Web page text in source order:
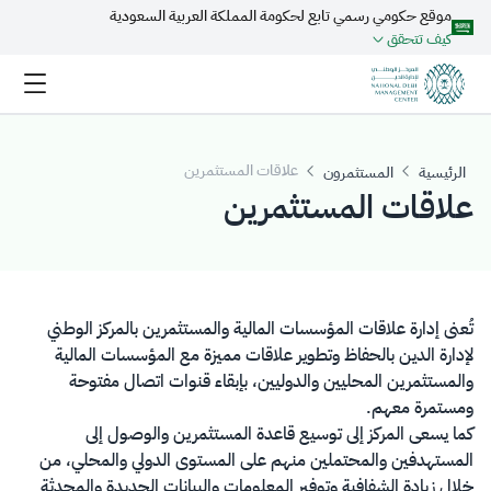
تخطي إلى المحتوى الرئيسي
موقع حكومي رسمي تابع لحكومة المملكة العربية السعودية
كيف تتحقق
الرئيسية المستثمرون علاقات المستثمرين
علاقات المستثمرين
​​​​​​​​​​تُعنى إدارة علاقات المؤسسات المالية والمستثمرين بالمركز الوطني
لإدارة الدين بالحفاظ وتطوير علاقات مميزة مع المؤسسات المالية
والمستثمرين المحليين والدوليين، بإبقاء قنوات اتصال مفتوحة
ومستمرة معهم.
كما يسعى المركز إلى توسيع قاعدة المستثمرين والوصول إلى
المستهدفين والمحتملين منهم على المستوى الدولي والمحلي، من
خلال زيادة الشفافية وتوفير المعلومات والبيانات الجديدة والمحدثة